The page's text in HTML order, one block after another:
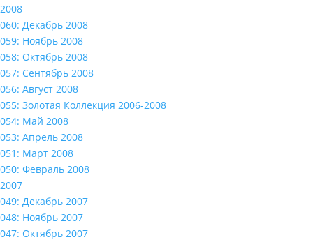
2008
060: Декабрь 2008
059: Ноябрь 2008
058: Октябрь 2008
057: Сентябрь 2008
056: Август 2008
055: Золотая Коллекция 2006-2008
054: Май 2008
053: Апрель 2008
051: Март 2008
050: Февраль 2008
2007
049: Декабрь 2007
048: Ноябрь 2007
047: Октябрь 2007